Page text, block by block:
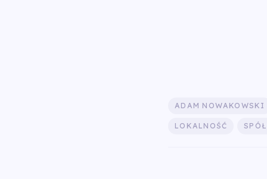
ADAM NOWAKOWSKI
LOKALNOŚĆ